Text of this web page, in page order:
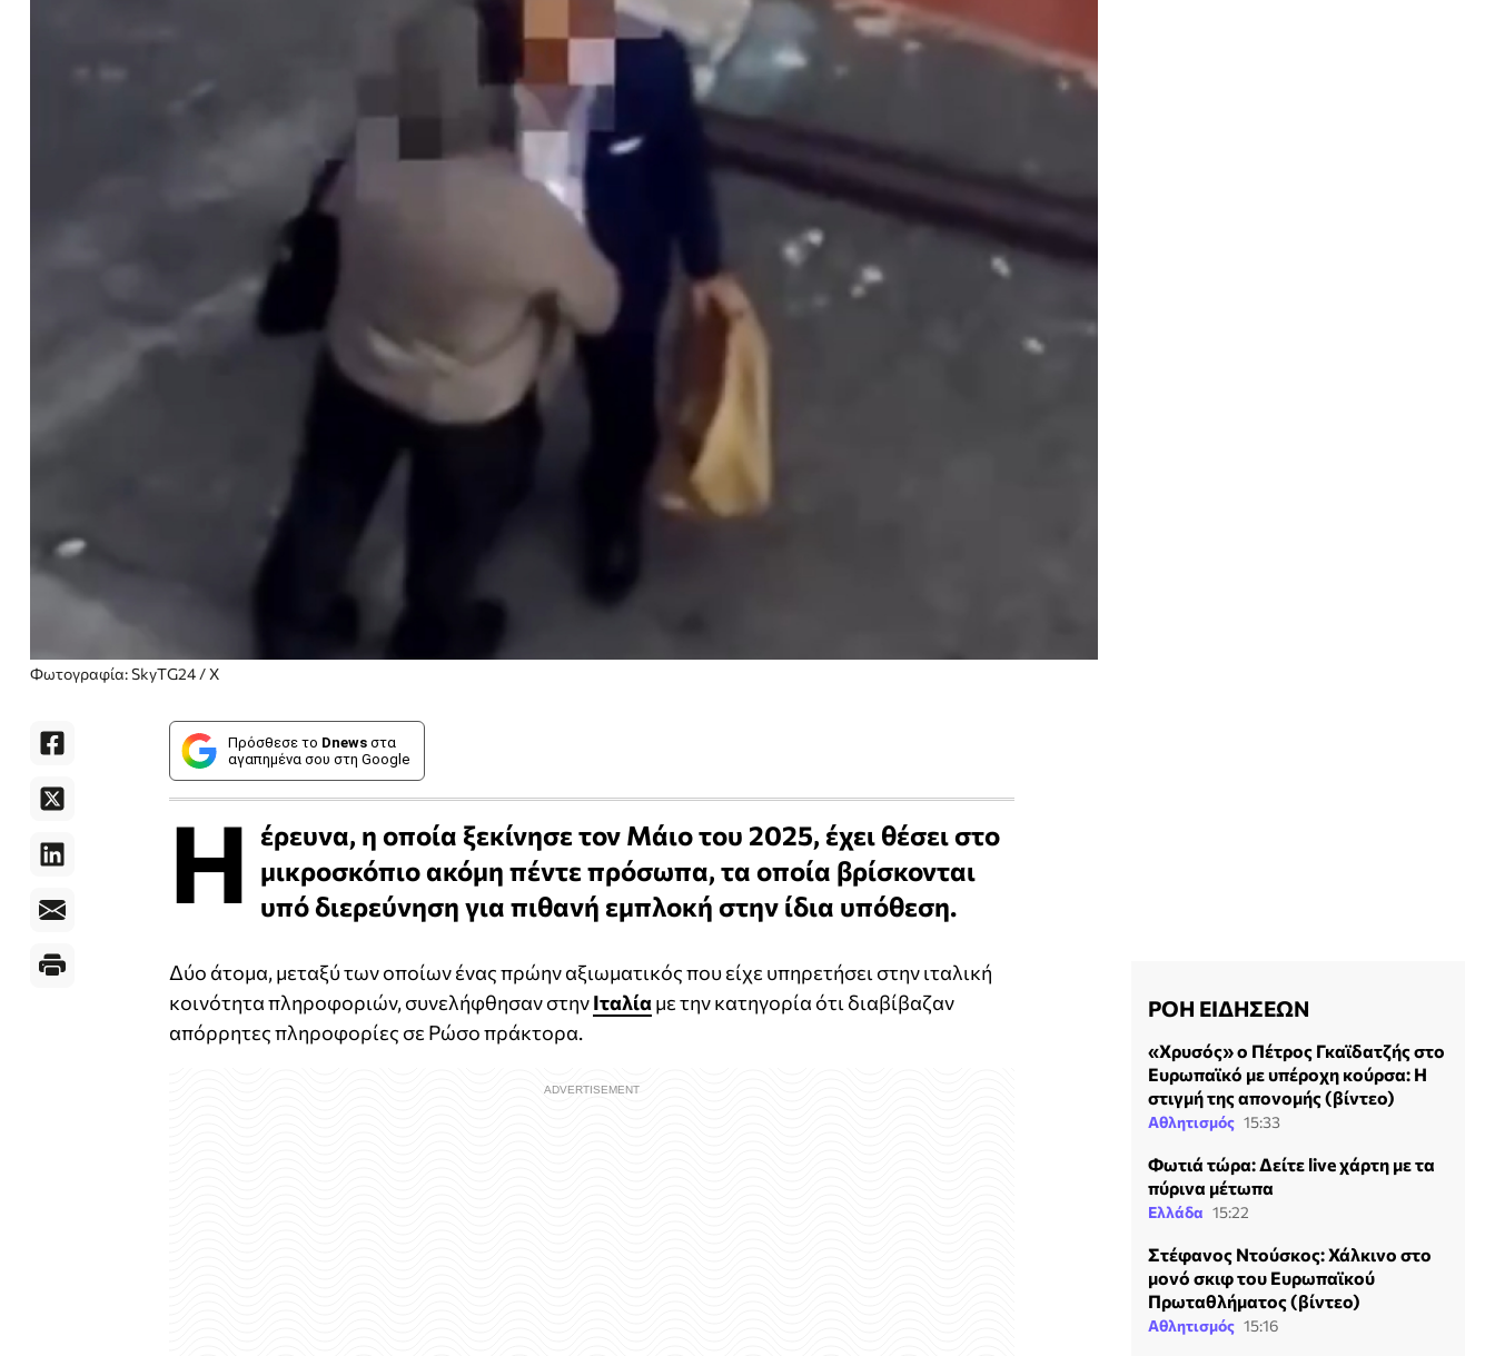
Φωτογραφία: SkyTG24 / X
Πρόσθεσε το Dnews στα
αγαπημένα σου στη Google
Η έρευνα, η οποία ξεκίνησε τον Μάιο του 2025, έχει θέσει στο
μικροσκόπιο ακόμη πέντε πρόσωπα, τα οποία βρίσκονται
υπό διερεύνηση για πιθανή εμπλοκή στην ίδια υπόθεση.
Δύο άτομα, μεταξύ των οποίων ένας πρώην αξιωματικός που είχε υπηρετήσει στην ιταλική
κοινότητα πληροφοριών, συνελήφθησαν στηνΙταλία με την κατηγορία ότι διαβίβαζαν
απόρρητες πληροφορίες σε Ρώσο πράκτορα.
ΡΟΗ ΕΙΔΗΣΕΩΝ
«Χρυσός» ο Πέτρος Γκαϊδατζής στο
Ευρωπαϊκό με υπέροχη κούρσα: Η
στιγμή της απονομής (βίντεο)
Αθλητισμός 15:33
Φωτιά τώρα: Δείτε live χάρτη με τα
πύρινα μέτωπα
Ελλάδα 15:22
Στέφανος Ντούσκος: Χάλκινο στο
μονό σκιφ του Ευρωπαϊκού
Πρωταθλήματος (βίντεο)
Αθλητισμός 15:16